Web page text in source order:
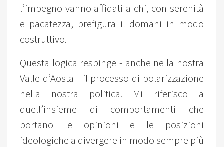
l’impegno vanno affidati a chi, con serenità
e pacatezza, prefigura il domani in modo
costruttivo.
Questa logica respinge - anche nella nostra
Valle d’Aosta - il processo di polarizzazione
nella nostra politica. Mi riferisco a
quell’insieme di comportamenti che
portano le opinioni e le posizioni
ideologiche a divergere in modo sempre più